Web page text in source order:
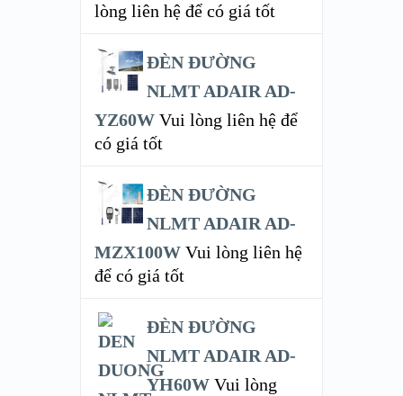
lòng liên hệ để có giá tốt
ĐÈN ĐƯỜNG
NLMT ADAIR AD-
YZ60W Vui lòng liên hệ để
có giá tốt
ĐÈN ĐƯỜNG
NLMT ADAIR AD-
MZX100W Vui lòng liên hệ
để có giá tốt
ĐÈN ĐƯỜNG
NLMT ADAIR AD-
YH60W Vui lòng